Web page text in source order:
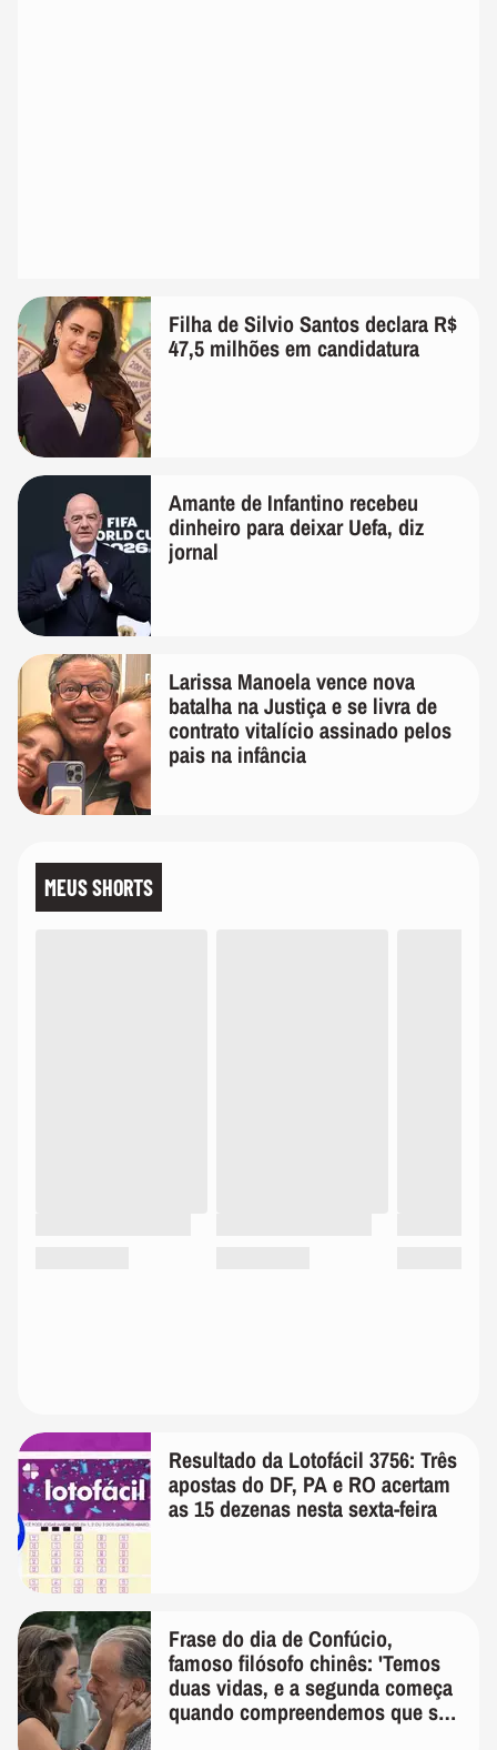
Filha de Silvio Santos declara R$
47,5 milhões em candidatura
Amante de Infantino recebeu
dinheiro para deixar Uefa, diz
jornal
Larissa Manoela vence nova
batalha na Justiça e se livra de
contrato vitalício assinado pelos
pais na infância
MEUS SHORTS
Resultado da Lotofácil 3756: Três
apostas do DF, PA e RO acertam
as 15 dezenas nesta sexta-feira
Frase do dia de Confúcio,
famoso filósofo chinês: 'Temos
duas vidas, e a segunda começa
quando compreendemos que só